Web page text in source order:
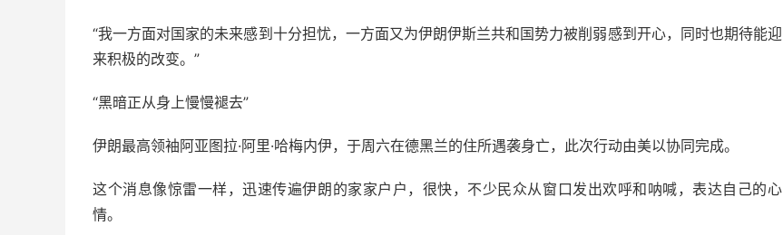
“我一方面对国家的未来感到十分担忧，一方面又为伊朗伊斯兰共和国势力被削弱感到开心，同时也期待能迎
来积极的改变。”
“黑暗正从身上慢慢褪去”
伊朗最高领袖阿亚图拉·阿里·哈梅内伊，于周六在德黑兰的住所遇袭身亡，此次行动由美以协同完成。
这个消息像惊雷一样，迅速传遍伊朗的家家户户，很快，不少民众从窗口发出欢呼和呐喊，表达自己的心
情。